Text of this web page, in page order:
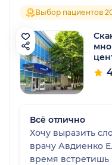
Выбор пациентов
Всё отлично
Хочу выразить
врачу Авдиенко
время встретишь